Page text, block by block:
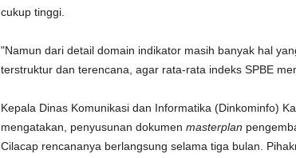
cukup tinggi.
"Namun dari detail domain indikator masih banyak hal
terstruktur dan terencana, agar rata-rata indeks SPBE
Kepala Dinas Komunikasi dan Informatika (Dinkominfo)
mengatakan, penyusunan dokumen masterplan
Cilacap rencananya berlangsung selama tiga bulan.